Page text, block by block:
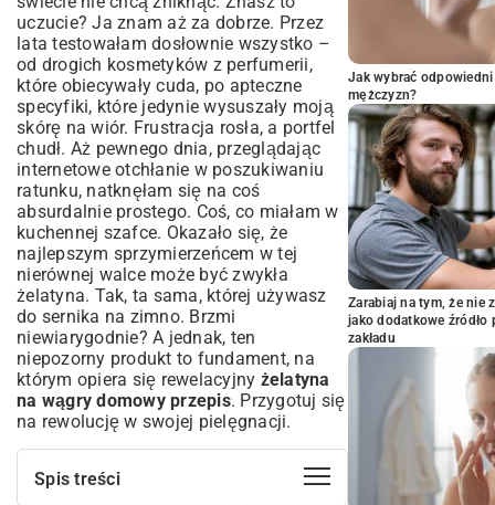
uczucie? Ja znam aż za dobrze. Przez
lata testowałam dosłownie wszystko –
od drogich kosmetyków z perfumerii,
które obiecywały cuda, po apteczne
specyfiki, które jedynie wysuszały moją
skórę na wiór. Frustracja rosła, a portfel
chudł. Aż pewnego dnia, przeglądając
internetowe otchłanie w poszukiwaniu
ratunku, natknęłam się na coś
absurdalnie prostego. Coś, co miałam w
kuchennej szafce. Okazało się, że
najlepszym sprzymierzeńcem w tej
nierównej walce może być zwykła
żelatyna. Tak, ta sama, której używasz
do sernika na zimno. Brzmi
niewiarygodnie? A jednak, ten
niepozorny produkt to fundament, na
którym opiera się rewelacyjny żelatyna
na wągry domowy przepis. Przygotuj się
na rewolucję w swojej pielęgnacji.
Spis treści
Jak wybrać
mężczyzn?
Zarabiaj na tym, że nie
jako dodatkowe
zakładu